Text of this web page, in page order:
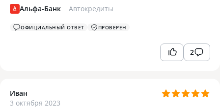
Альфа-Банк Автокредиты
ОФИЦИАЛЬНЫЙ ОТВЕТ ПРОВЕРЕН
2
Иван
3 октября 2023